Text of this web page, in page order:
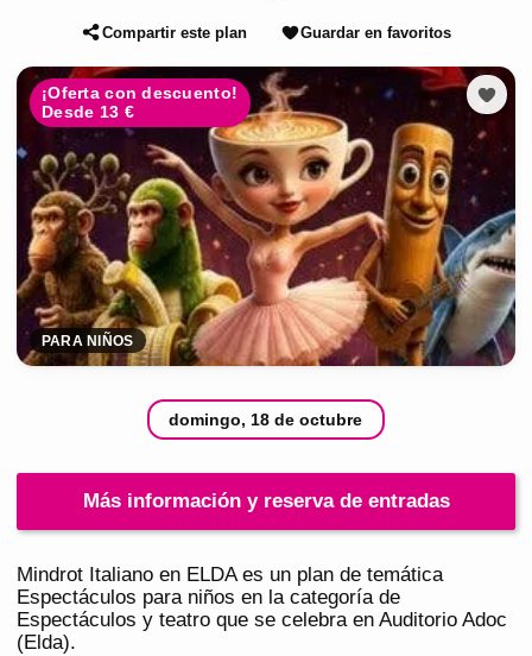
Compartir este plan Guardar en favoritos
¡Oferta con descuento!
Desde 13 €
PARA NIÑOS
domingo, 18 de octubre
Más información y reserva de entradas
Mindrot Italiano en ELDA es un plan de temática
Espectáculos para niños en la categoría de
Espectáculos y teatro que se celebra en Auditorio Adoc
(Elda).